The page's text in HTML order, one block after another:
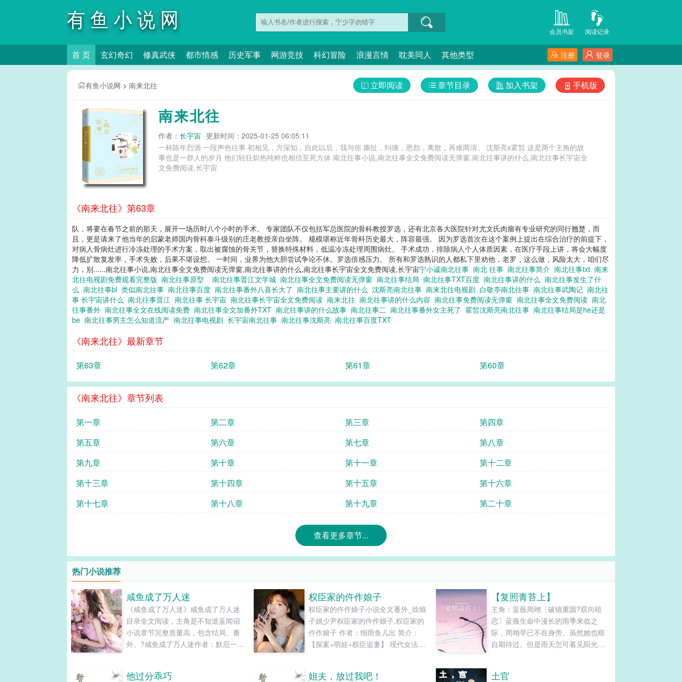
有鱼小说网 阅读记录
会员书架
首 页 玄幻奇幻 修真武侠 都市情感 历史军事 网游竞技 科幻冒险 浪漫言情 耽美同人 其他类型 登录
注册
有鱼小说网 > 南来北往 手机版
加入书架
章节目录
立即阅读
南来北往
作者： 长宇宙 更新时间：2025-01-25 06:05:11
一杯陈年烈酒 一段声色往事 初相见，方深知，自此以后，我与你 撕扯，纠缠，恩怨，离散，再难两清。 沈斯亮x霍皙 这是两个主角的故
事也是一群人的岁月 他们轻狂炽热纯粹也相信至死方休 南北往事小说,南北往事全文免费阅读无弹窗,南北往事讲的什么,南北往事长宇宙全
文免费阅读,长宇宙
《南来北往》第63章
队，将要在春节之前的那天，展开一场历时八个小时的手术。 专家团队不仅包括军总医院的骨科教授罗选，还有北京各大医院针对尤文氏肉瘤有专业研究的同行翘楚，而
且，更是请来了他当年的启蒙老师国内骨科泰斗级别的庄老教授亲自坐阵。 规模堪称近年骨科历史最大，阵容最强。 因为罗选首次在这个案例上提出在综合治疗的前提下，
对病人骨病灶进行冷冻处理的手术方案，取出被腐蚀的骨关节，替换特殊材料，低温冷冻处理周围病灶。 手术成功，排除病人个人体质因素，在医疗手段上讲，将会大幅度
降低扩散复发率，手术失败，后果不堪设想。 一时间，业界为他大胆尝试争论不休。罗选倍感压力。 所有和罗选熟识的人都私下里劝他，老罗，这么做，风险太大，咱们尽
力，别......南北往事小说,南北往事全文免费阅读无弹窗,南北往事讲的什么,南北往事长宇宙全文免费阅读,长宇宙宁小诚南北往事 南北 往事 南北往事简介 南北往事txt 南来
北往电视剧免费观看完整版 南北往事原型 南北往事晋江文学城 南北往事全文免费阅读无弹窗 南北往事结局 南北往事TXT百度 南北往事讲的什么 南北往事发生了什
么 南北往事bl 类似南北往事 南北往事百度 南北往事番外八喜长大了 南北往事主要讲的什么 沈斯亮南北往事 南来北往电视剧 白敬亭南北往事 南北往事武陶记 南北往
事 长宇宙讲什么 南北往事晋江 南北往事 长宇宙 南北往事长宇宙全文免费阅读 南来北往 南北往事讲的什么内容 南北往事免费阅读无弹窗 南北往事全文免费阅读 南北
往事番外 南北往事全文在线阅读免费 南北往事全文加番外TXT 南北往事讲的什么故事 南北往事二 南北往事番外女主死了 霍皙沈斯亮南北往事 南北往事结局是he还是
be 南北往事男主怎么知道流产 南北往事电视剧 长宇宙南北往事 南北往事沈斯亮 南北往事百度TXT
《南来北往》最新章节
第63章 第62章 第61章 第60章
《南来北往》章节列表
第一章 第二章 第三章
第四章
第五章
第六章 第七章
第八章
第九章
第十章 第十一章
第十二章
第十三章
第十四章 第十五章
第十六章
第十七章
第十八章 第十九章 第二十章
查看更多章节...
热门小说推荐
咸鱼成了万人迷
《咸鱼成了万人迷》咸鱼成了万人迷
目录全文阅读，主角是不知道蓝闻诏
小说章节完整质量高，包含结局、番
外。?咸鱼成了万人迷作者：默厄一句
四周静悄悄的散发着静谧的蓝色淡
权臣家的仵作娘子
权臣家的仵作娘子小说全文番外_徐娘
子姚少尹权臣家的仵作娘子,权臣家的
仵作娘子 作者：细雨鱼儿出 简介：
【探案+萌娃+权臣追妻】 现代女法医
【复照青苔上】
主角：蓝薇周翊〔破镜重圆?双向暗
恋〕蓝薇生命中漫长的雨季来临之
际，周翊早已不在身旁。虽然她也暗
自期待过。但是雨天怎可看见阳光普
不应该有太多艰辛。要拿什么来考验
他过分乖巧 姐夫，放过我吧！ 土官